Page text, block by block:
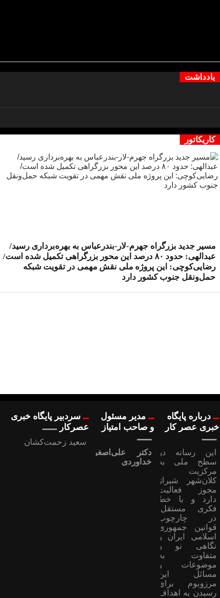
یادداشت
کاریکاتور
مسیر جدید بزرگراه جهرم-لار-بندرعباس به بهره‌برداری رسید/
عبدالهی: حدود ۸۰ درصد این محور بزرگراهی تکمیل شده است/
رضایی‌کوچی: این پروژه ملی نقش مهمی در تقویت شبکه
حمل‌ونقل جنوب کشور دارد
درباره پایگاه
خبری عصر کار
این رسانه در
سطح ملی به
مرکزیت
کلان‌شهر شیراز
مجوز فعالیت
دارد و با خط
فکری مستقل،
در چارچوب
قوانین جمهوری
اسلامی ایران و
نگاهی نو و
متفاوت به
موضوعات ‌و
مسائل این
مرزوبوم برای
رسیدن به اهداف
مدیر مسئول
و صاحب امتیاز
دکتر علی‌اصغر
خداوردی
سردبیر پایگاه خبری
عصرکار
سعید زحمت‌کشان